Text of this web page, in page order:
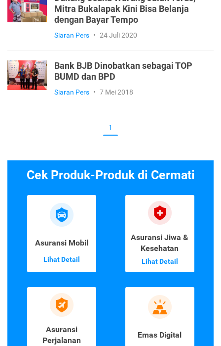
Mitra Bukalapak Kini Bisa Belanja
dengan Bayar Tempo
Siaran Pers • 24 Juli 2020
Bank BJB Dinobatkan sebagai TOP
BUMD dan BPD
Siaran Pers • 7 Mei 2018
1
Cek Produk-Produk di Cermati
Asuransi Mobil
Lihat Detail
Asuransi Jiwa &
Kesehatan
Lihat Detail
Asuransi
Perjalanan
Emas Digital